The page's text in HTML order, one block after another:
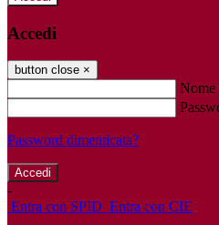
Accedi
button close ×
Nome
Password dimenticata?
-
Entra con SPID Entra con CIE